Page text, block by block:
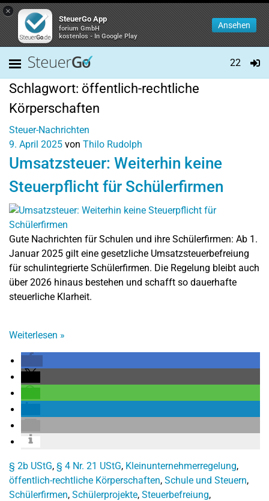
×
SteuerGo App
forium GmbH
kostenlos - In Google Play
Ansehen
22
Schlagwort: öffentlich-rechtliche
Körperschaften
Steuer-Nachrichten
9. April 2025 von Thilo Rudolph
Umsatzsteuer: Weiterhin keine
Steuerpflicht für Schülerfirmen
Gute Nachrichten für Schulen und ihre Schülerfirmen: Ab 1.
Januar 2025 gilt eine gesetzliche Umsatzsteuerbefreiung
für schulintegrierte Schülerfirmen. Die Regelung bleibt auch
über 2026 hinaus bestehen und schafft so dauerhafte
steuerliche Klarheit.
Weiterlesen »
§ 2b UStG, § 4 Nr. 21 UStG, Kleinunternehmerregelung,
öffentlich-rechtliche Körperschaften, Schule und Steuern,
Schülerfirmen, Schülerprojekte, Steuerbefreiung,